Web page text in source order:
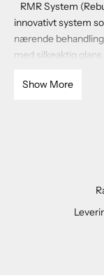
RMR System
innovativt system
nærende
med silkeaktig
Kakaosjokolade er
Show More